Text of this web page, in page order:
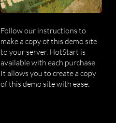
Follow our instructions to
make a copy of this demo site
to your server. HotStart is
available with each purchase.
It allows you to create a copy
of this demo site with ease.